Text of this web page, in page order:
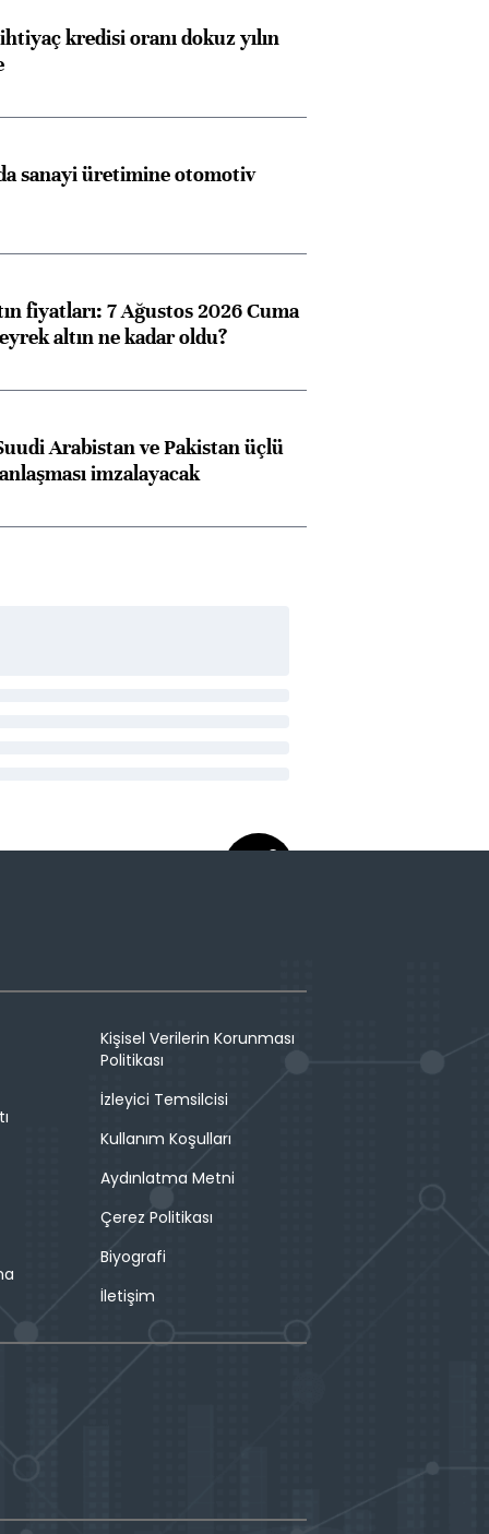
kredisi oranı dokuz yılın
sanayi üretimine otomotiv
fiyatları: 7 Ağustos 2026 Cuma
altın ne kadar oldu?
Arabistan ve Pakistan üçlü
imzalayacak
Kişisel Verilerin Korunması
Politikası
İzleyici Temsilcisi
Kullanım Koşulları
Aydınlatma Metni
Çerez Politikası
Biyografi
İletişim